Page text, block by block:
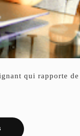
qui rapporte